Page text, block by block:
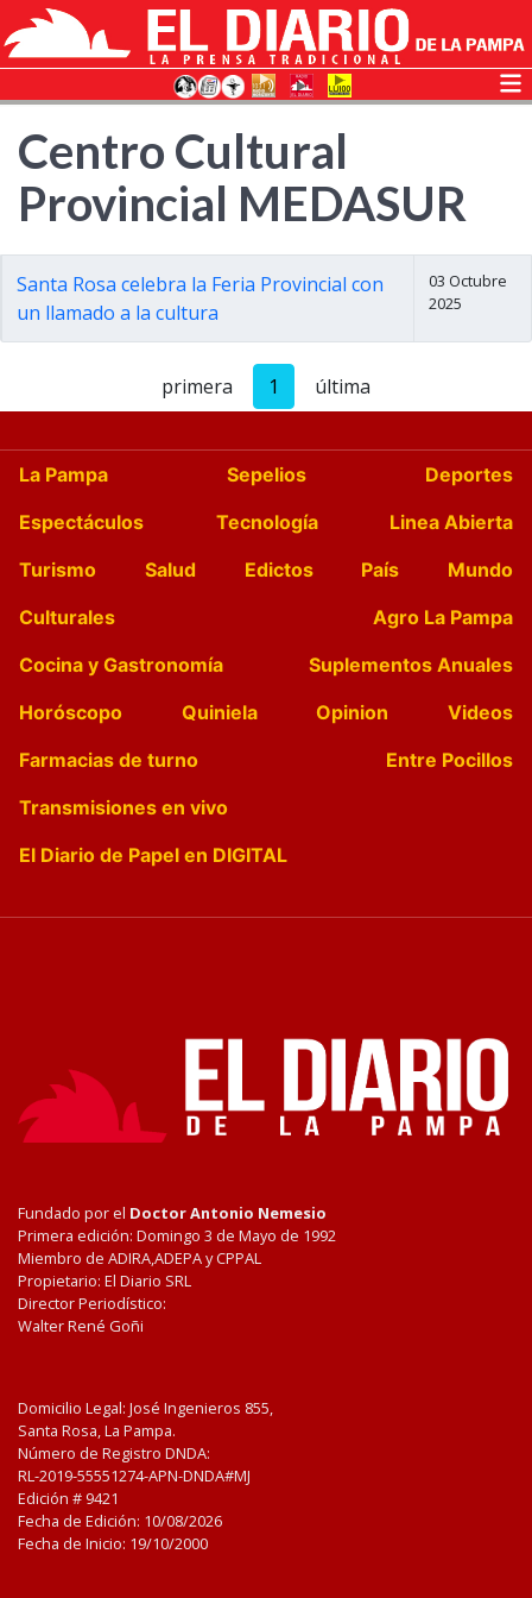
Centro Cultural
Provincial MEDASUR
Santa Rosa celebra la Feria Provincial con
un llamado a la cultura
03 Octubre
2025
primera 1 última
La Pampa Sepelios
Deportes
Espectáculos
Tecnología
Linea Abierta
Turismo
Salud Edictos País
Mundo
Culturales
Agro La Pampa
Cocina y Gastronomía
Suplementos Anuales
Horóscopo
Quiniela Opinion
Videos
Farmacias de turno
Entre Pocillos
Transmisiones en vivo
El Diario de Papel en DIGITAL
Fundado por el Doctor Antonio Nemesio
Primera edición: Domingo 3 de Mayo de 1992
Miembro de ADIRA,ADEPA y CPPAL
Propietario: El Diario SRL
Director Periodístico:
Walter René Goñi
Domicilio Legal: José Ingenieros 855,
Santa Rosa, La Pampa.
Número de Registro DNDA:
RL-2019-55551274-APN-DNDA#MJ
Edición # 9421
Fecha de Edición: 10/08/2026
Fecha de Inicio: 19/10/2000